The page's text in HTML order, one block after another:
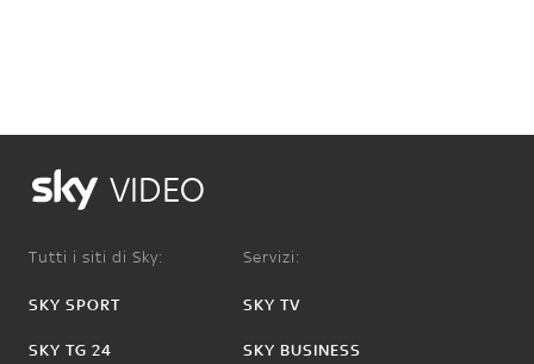
VIDEO
Tutti i siti di Sky:
SKY SPORT
SKY TG 24
Servizi:
SKY TV
SKY BUSINESS